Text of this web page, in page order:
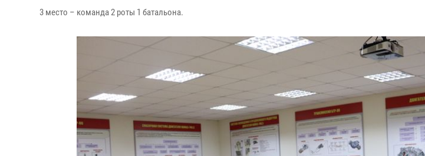
3 место – команда 2 роты 1 батальона.